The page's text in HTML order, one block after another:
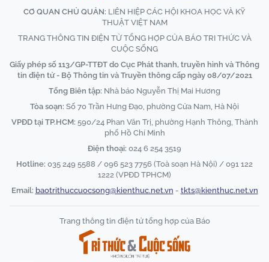
CƠ QUAN CHỦ QUẢN: LIÊN HIỆP CÁC HỘI KHOA HỌC VÀ KỸ
THUẬT VIỆT NAM
TRANG THÔNG TIN ĐIỆN TỬ TỔNG HỢP CỦA BÁO TRI THỨC VÀ
CUỘC SỐNG
Giấy phép số 113/GP-TTĐT do Cục Phát thanh, truyền hình và Thông
tin điện tử - Bộ Thông tin và Truyền thông cấp ngày 08/07/2021
Tổng Biên tập: Nhà báo Nguyễn Thị Mai Hương
Tòa soạn: Số 70 Trần Hưng Đạo, phường Cửa Nam, Hà Nội
VPĐD tại TP.HCM: 590/24 Phan Văn Trị, phường Hạnh Thông, Thành
phố Hồ Chí Minh
Điện thoại: 024 6 254 3519
Hotline: 035 249 5588 / 096 523 7756 (Toà soạn Hà Nội) / 091 122
1222 (VPĐD TPHCM)
Email: baotrithuccuocsong@kienthuc.net.vn - tkts@kienthuc.net.vn
Trang thông tin điện tử tổng hợp của Báo